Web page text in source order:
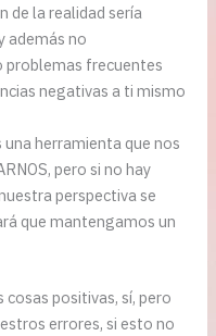
de la realidad sería
además no
problemas frecuentes
negativas a ti mismo
herramienta que nos
pero si no hay
perspectiva se
que mantengamos un
positivas, sí, pero
errores, si esto no